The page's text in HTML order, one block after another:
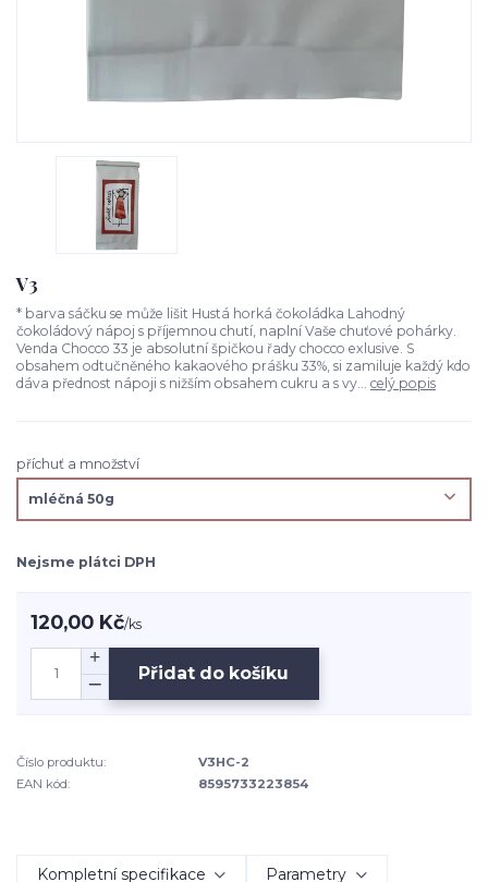
V3
* barva sáčku se může lišit Hustá horká čokoládka Lahodný
čokoládový nápoj s příjemnou chutí, naplní Vaše chuťové pohárky.
Venda Chocco 33 je absolutní špičkou řady chocco exlusive. S
obsahem odtučněného kakaového prášku 33%, si zamiluje každý kdo
dáva přednost nápoji s nižším obsahem cukru a s vy... celý popis
příchuť a množství
Nejsme plátci DPH
120,00 Kč/ks
Přidat do košíku
Číslo produktu:
V3HC-2
EAN kód:
8595733223854
Kompletní specifikace Parametry